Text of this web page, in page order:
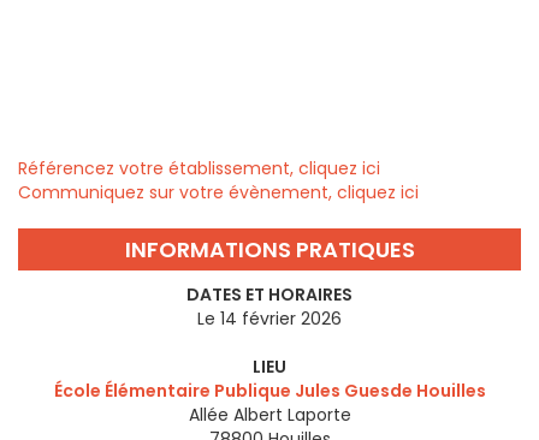
Référencez votre établissement, cliquez ici
Communiquez sur votre évènement, cliquez ici
INFORMATIONS PRATIQUES
DATES ET HORAIRES
Le 14 février 2026
LIEU
École Élémentaire Publique Jules Guesde Houilles
Allée Albert Laporte